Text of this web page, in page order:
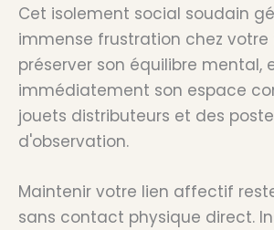
Cet isolement social soudain
immense frustration chez votre
préserver son équilibre mental,
immédiatement son espace
jouets distributeurs et des
d'observation.
Maintenir votre lien affectif
sans contact physique direct.